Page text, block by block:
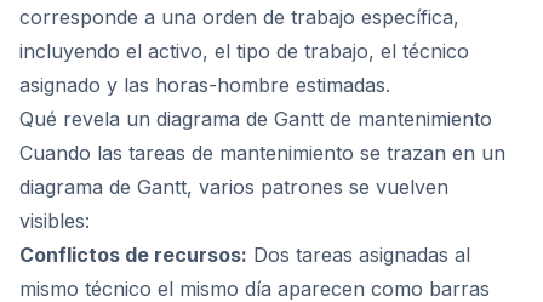
corresponde a una orden de trabajo específica,
incluyendo el activo, el tipo de trabajo, el técnico
asignado y las horas-hombre estimadas.
Qué revela un diagrama de Gantt de mantenimiento
Cuando las tareas de mantenimiento se trazan en un
diagrama de Gantt, varios patrones se vuelven
visibles:
Conflictos de recursos: Dos tareas asignadas al
mismo técnico el mismo día aparecen como barras